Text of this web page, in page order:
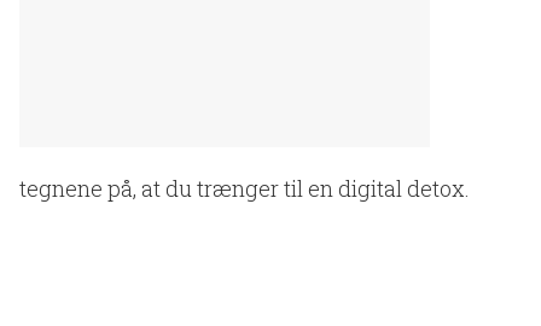
tegnene på, at du trænger til en digital detox.